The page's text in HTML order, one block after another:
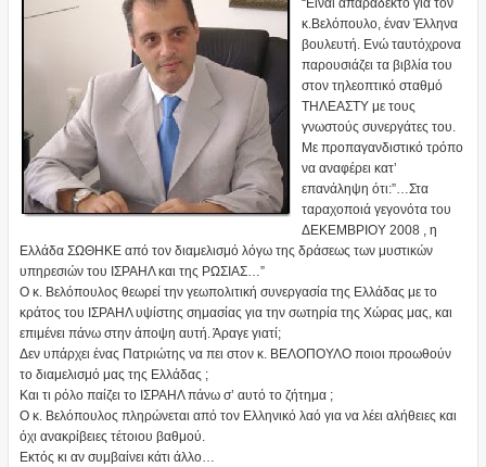
“Είναι απαράδεκτο για τον
κ.Βελόπουλο, έναν Έλληνα
βουλευτή. Ενώ ταυτόχρονα
παρουσιάζει τα βιβλία του
στον τηλεοπτικό σταθμό
ΤΗΛΕΑΣΤΥ με τους
γνωστούς συνεργάτες του.
Με προπαγανδιστικό τρόπο
να αναφέρει κατ’
επανάληψη ότι:”…Στα
ταραχοποιά γεγονότα του
ΔΕΚΕΜΒΡΙΟΥ 2008 , η
Ελλάδα ΣΩΘΗΚΕ από τον διαμελισμό λόγω της δράσεως των μυστικών
υπηρεσιών του ΙΣΡΑΗΛ και της ΡΩΣΙΑΣ…”
Ο κ. Βελόπουλος θεωρεί την γεωπολιτική συνεργασία της Ελλάδας με το
κράτος του ΙΣΡΑΗΛ υψίστης σημασίας για την σωτηρία της Χώρας μας, και
επιμένει πάνω στην άποψη αυτή. Άραγε γιατί;
Δεν υπάρχει ένας Πατριώτης να πει στον κ. ΒΕΛΟΠΟΥΛΟ ποιοι προωθούν
το διαμελισμό μας της Ελλάδας ;
Και τι ρόλο παίζει το ΙΣΡΑΗΛ πάνω σ’ αυτό το ζήτημα ;
Ο κ. Βελόπουλος πληρώνεται από τον Ελληνικό λαό για να λέει αλήθειες και
όχι ανακρίβειες τέτοιου βαθμού.
Εκτός κι αν συμβαίνει κάτι άλλο…